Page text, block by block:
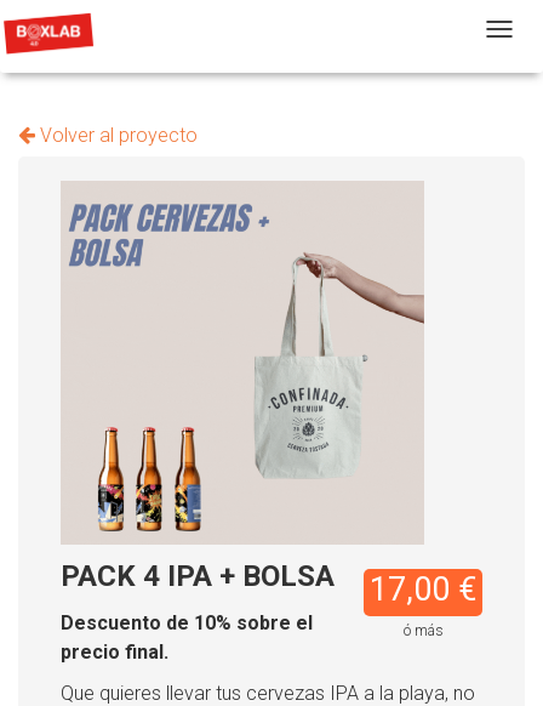
T
Volver al proyecto
17,00 €
ó más
PACK 4 IPA + BOLSA
Descuento de 10% sobre el
precio final.
Que quieres llevar tus cervezas IPA a la playa, no